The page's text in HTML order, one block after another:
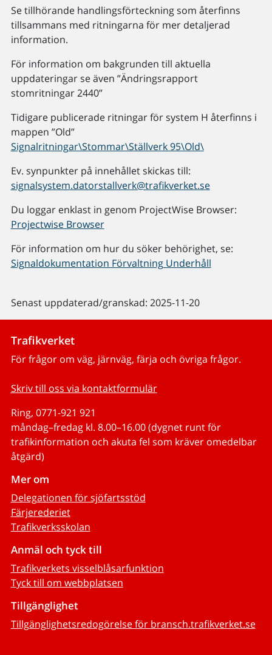
Se tillhörande handlingsförteckning som återfinns
tillsammans med ritningarna för mer detaljerad
information.
För information om bakgrunden till aktuella
uppdateringar se även ”Ändringsrapport
stomritningar 2440”
Tidigare publicerade ritningar för system H återfinns i
mappen ”Old”
Signalritningar\Stommar\Ställverk 95\Old\
Ev. synpunkter på innehållet skickas till:
signalsystem.datorstallverk@trafikverket.se
Du loggar enklast in genom ProjectWise Browser:
Projectwise Browser
För information om hur du söker behörighet, se:
Signaldokumentation Förvaltning Underhåll
Senast uppdaterad/granskad: 2025-11-20
Trafikverket
För frågor om väg, järnväg, färja och övriga frågor.
Skriv till oss via kontaktformulär
Ring, 0771-921 921
måndag–fredag kl. 8.00–16.00 (dygnet runt för
trafikinformation och akuta fel som kräver omedelbar
åtgärd)
Mer om
Delegationen för sjöfartsstöd
Färjerederiet
Trafikverksskolan
Anmäl och tyck till
Trafikverkets visselblåsarfunktion
Tyck till om webbplatsen
Tillgänglighet
Tillgänglighetsredogörelse för bransch.trafikverket.se